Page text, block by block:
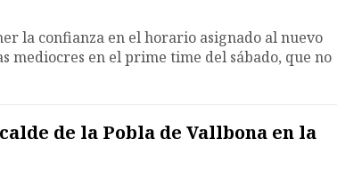
la confianza en el horario asignado al nuevo
mediocres en el prime time del sábado, que no
de la Pobla de Vallbona en la